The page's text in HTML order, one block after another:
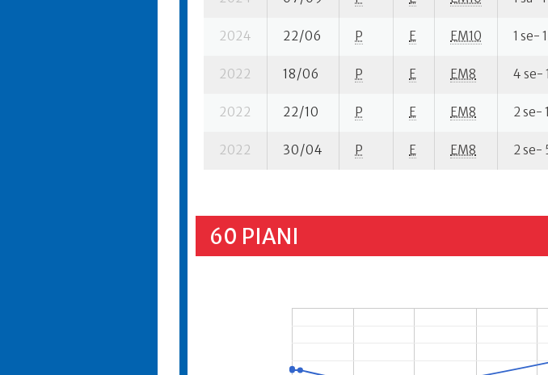
2024 22/06 P E EM10 1 se- 1
2022 18/06 P E EM8 4 se- 1
2022 22/10 P E EM8 2 se- 1
2022 30/04 P E EM8 2 se-
60 PIANI